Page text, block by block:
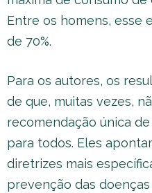
Entre os homens, esse
de 70%.
Para os autores, os
de que, muitas vezes,
recomendação única
para todos. Eles
diretrizes mais
prevenção das